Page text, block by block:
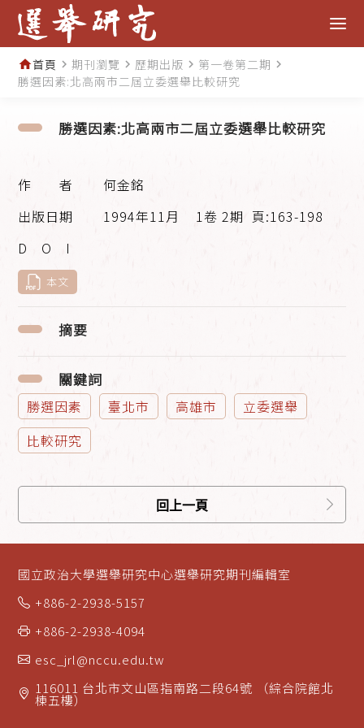
home首頁 navigate_next期刊瀏覽 navigate_next 歷期出版 navigate_next 第一卷第二期 navigate_next
勝選因素:北高兩市二屆立委選舉比較研究
勝選因素:北高兩市二屆立委選舉比較研究
何金銘
1994年11月
1卷 2期 頁:163-198
本文
摘要
關鍵詞
勝選因素 臺北市 高雄市
立委選舉
比較研究
回上一頁
國立政治大學選舉研究中心選舉研究期刊編輯室
+886-2-2938-5157
+886-2-2938-4094
esc_jrl@nccu.edu.tw
116011 台北市文山區指南路二段64號 （綜合院館北
棟五樓）